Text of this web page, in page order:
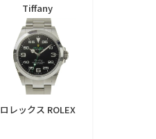
Tiffany
ロレックス ROLEX